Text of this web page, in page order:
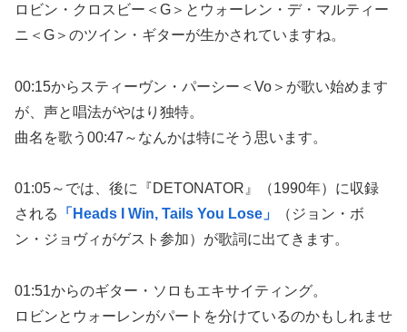
ロビン・クロスビー＜G＞とウォーレン・デ・マルティー
ニ＜G＞のツイン・ギターが生かされていますね。
00:15からスティーヴン・パーシー＜Vo＞が歌い始めます
が、声と唱法がやはり独特。
曲名を歌う00:47～なんかは特にそう思います。
01:05～では、後に『DETONATOR』（1990年）に収録
される
「Heads I Win, Tails You Lose」
（ジョン・ボ
ン・ジョヴィがゲスト参加）が歌詞に出てきます。
01:51からのギター・ソロもエキサイティング。
ロビンとウォーレンがパートを分けているのかもしれませ